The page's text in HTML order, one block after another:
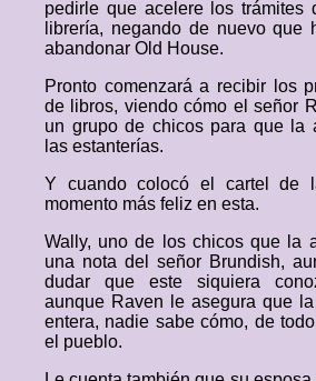
pedirle que acelere los trámites
librería, negando de nuevo que
abandonar Old House.
Pronto comenzará a recibir los
de libros, viendo cómo el señor
un grupo de chicos para que la
las estanterías.
Y cuando colocó el cartel de
momento más feliz en esta.
Wally, uno de los chicos que la
una nota del señor Brundish,
dudar que este siquiera
aunque Raven le asegura que
entera, nadie sabe cómo, de
el pueblo.